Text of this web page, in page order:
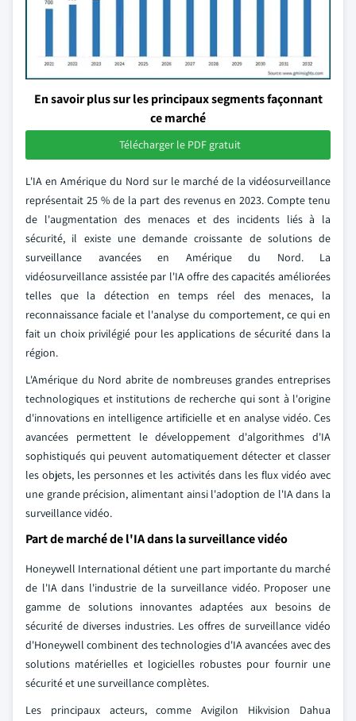
En savoir plus sur les principaux segments façonnant
ce marché
Télécharger le PDF gratuit
L'IA en Amérique du Nord sur le marché de la vidéosurveillance
représentait 25 % de la part des revenus en 2023. Compte tenu
de l'augmentation des menaces et des incidents liés à la
sécurité, il existe une demande croissante de solutions de
surveillance avancées en Amérique du Nord. La
vidéosurveillance assistée par l'IA offre des capacités améliorées
telles que la détection en temps réel des menaces, la
reconnaissance faciale et l'analyse du comportement, ce qui en
fait un choix privilégié pour les applications de sécurité dans la
région.
L'Amérique du Nord abrite de nombreuses grandes entreprises
technologiques et institutions de recherche qui sont à l'origine
d'innovations en intelligence artificielle et en analyse vidéo. Ces
avancées permettent le développement d'algorithmes d'IA
sophistiqués qui peuvent automatiquement détecter et classer
les objets, les personnes et les activités dans les flux vidéo avec
une grande précision, alimentant ainsi l'adoption de l'IA dans la
surveillance vidéo.
Part de marché de l'IA dans la surveillance vidéo
Honeywell International détient une part importante du marché
de l'IA dans l'industrie de la surveillance vidéo. Proposer une
gamme de solutions innovantes adaptées aux besoins de
sécurité de diverses industries. Les offres de surveillance vidéo
d'Honeywell combinent des technologies d'IA avancées avec des
solutions matérielles et logicielles robustes pour fournir une
sécurité et une surveillance complètes.
Les principaux acteurs, comme Avigilon Hikvision Dahua